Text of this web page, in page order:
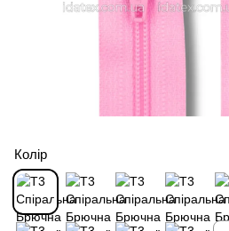
Колір